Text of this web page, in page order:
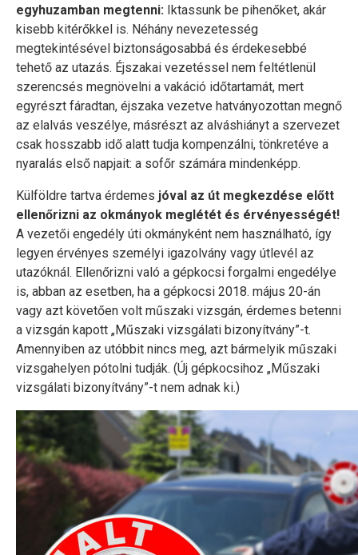
egyhuzamban megtenni: Iktassunk be pihenőket, akár
kisebb kitérőkkel is. Néhány nevezetesség
megtekintésével biztonságosabbá és érdekesebbé
tehető az utazás. Éjszakai vezetéssel nem feltétlenül
szerencsés megnövelni a vakáció időtartamát, mert
egyrészt fáradtan, éjszaka vezetve hatványozottan megnő
az elalvás veszélye, másrészt az alváshiányt a szervezet
csak hosszabb idő alatt tudja kompenzálni, tönkretéve a
nyaralás első napjait: a sofőr számára mindenképp.
Külföldre tartva érdemes jóval az út megkezdése előtt
ellenőrizni az okmányok meglétét és érvényességét!
A vezetői engedély úti okmányként nem használható, így
legyen érvényes személyi igazolvány vagy útlevél az
utazóknál. Ellenőrizni való a gépkocsi forgalmi engedélye
is, abban az esetben, ha a gépkocsi 2018. május 20-án
vagy azt követően volt műszaki vizsgán, érdemes betenni
a vizsgán kapott „Műszaki vizsgálati bizonyítvány”-t.
Amennyiben az utóbbit nincs meg, azt bármelyik műszaki
vizsgahelyen pótolni tudják. (Új gépkocsihoz „Műszaki
vizsgálati bizonyítvány”-t nem adnak ki.)